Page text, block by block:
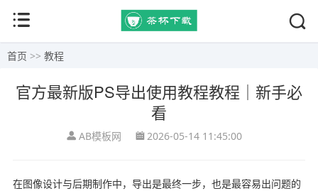
首页 >> 教程
官方最新版PS导出使用教程教程｜新手必
看
AB模板网 2026-05-14 11:45:00
在图像设计与后期制作中，导出是最终一步，也是最容易出问题的